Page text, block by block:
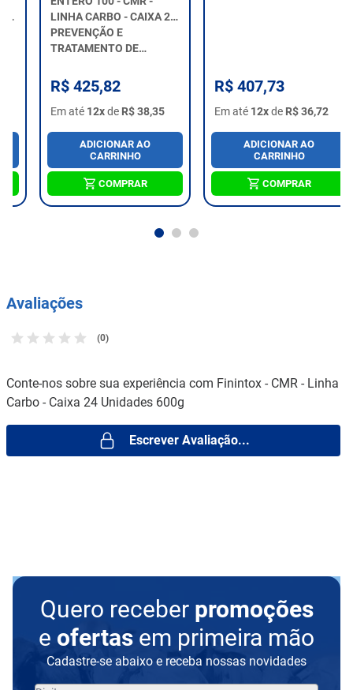
LINHA CARBO - CAIXA 24
UNIDA...
PREVENÇÃO E
TRATAMENTO DE
R$ 425,82
Em até12x deR$ 38,35
ADICIONAR AO
CARRINHO
COMPRAR
HEPÁTICA.
R$ 407,73
Em até12x deR$ 36,72
ADICIONAR AO
CARRINHO
COMPRAR
Avaliações
(0)
Conte-nos sobre sua experiência com Finintox - CMR - Linha
Carbo - Caixa 24 Unidades 600g
Escrever Avaliação...
Quero receber promoções
e ofertas em primeira mão
Cadastre-se abaixo e receba nossas novidades